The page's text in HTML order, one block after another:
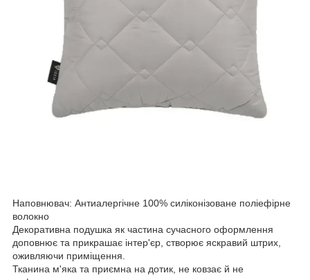
Наповнювач: Антиалергічне 100% силіконізоване поліефірне
волокно
Декоративна подушка як частина сучасного оформлення
доповнює та прикрашає інтер'єр, створює яскравий штрих,
оживляючи приміщення.
Тканина м'яка та приємна на дотик, не ковзає й не